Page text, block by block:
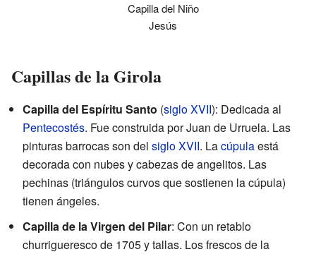
Capilla del Niño
Jesús
Capillas de la Girola
Capilla del Espíritu Santo (siglo XVII): Dedicada al
Pentecostés. Fue construida por Juan de Urruela. Las
pinturas barrocas son del siglo XVII. Lacúpulaestá
decorada con nubes y cabezas de angelitos. Las
pechinas (triángulos curvos que sostienen la cúpula)
tienen ángeles.
Capilla de la Virgen del Pilar: Con un retablo
churrigueresco de 1705 y tallas. Los frescos de la